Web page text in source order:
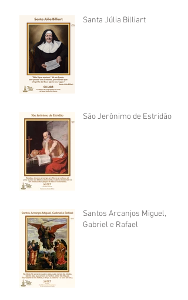
Santa Júlia Billiart
São Jerônimo de Estridão
Santos Arcanjos Miguel,
Gabriel e Rafael